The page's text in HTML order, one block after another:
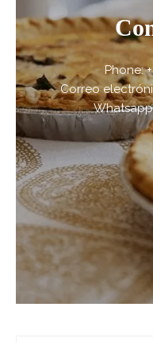
Phone:
Correo
Whatsapp